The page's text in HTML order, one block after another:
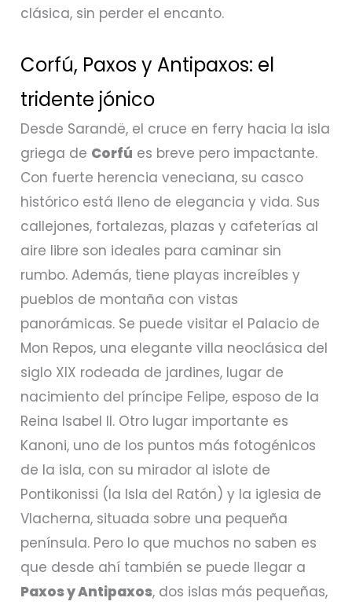
clásica, sin perder el encanto.
Corfú, Paxos y Antipaxos: el
tridente jónico
Desde Sarandë, el cruce en ferry hacia la isla
griega de Corfú es breve pero impactante.
Con fuerte herencia veneciana, su casco
histórico está lleno de elegancia y vida. Sus
callejones, fortalezas, plazas y cafeterías al
aire libre son ideales para caminar sin
rumbo. Además, tiene playas increíbles y
pueblos de montaña con vistas
panorámicas. Se puede visitar el Palacio de
Mon Repos, una elegante villa neoclásica del
siglo XIX rodeada de jardines, lugar de
nacimiento del príncipe Felipe, esposo de la
Reina Isabel II. Otro lugar importante es
Kanoni, uno de los puntos más fotogénicos
de la isla, con su mirador al islote de
Pontikonissi (la Isla del Ratón) y la iglesia de
Vlacherna, situada sobre una pequeña
península. Pero lo que muchos no saben es
que desde ahí también se puede llegar a
Paxos y Antipaxos, dos islas más pequeñas,